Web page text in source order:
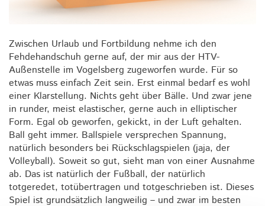
Zwischen Urlaub und Fortbildung nehme ich den
Fehdehandschuh gerne auf, der mir aus der HTV-
Außenstelle im Vogelsberg zugeworfen wurde. Für so
etwas muss einfach Zeit sein. Erst einmal bedarf es wohl
einer Klarstellung. Nichts geht über Bälle. Und zwar jene
in runder, meist elastischer, gerne auch in elliptischer
Form. Egal ob geworfen, gekickt, in der Luft gehalten.
Ball geht immer. Ballspiele versprechen Spannung,
natürlich besonders bei Rückschlagspielen (jaja, der
Volleyball). Soweit so gut, sieht man von einer Ausnahme
ab. Das ist natürlich der Fußball, der natürlich
totgeredet, totübertragen und totgeschrieben ist. Dieses
Spiel ist grundsätzlich langweilig – und zwar im besten